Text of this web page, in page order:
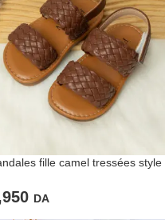
fille camel tressées style
DA